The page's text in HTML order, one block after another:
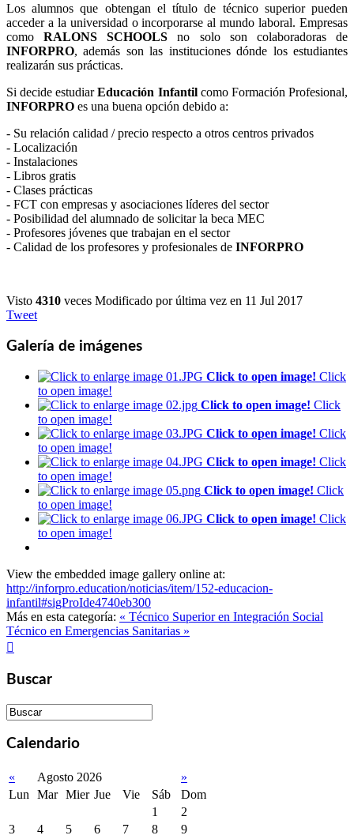
Los alumnos que obtengan el título de técnico superior pueden
acceder a la universidad o incorporarse al mundo laboral. Empresas
comoRALONS SCHOOLS no solo son colaboradoras de
INFORPRO, además son las instituciones dónde los estudiantes
realizarán sus prácticas.
Si decide estudiarEducación Infantilcomo Formación Profesional,
INFORPRO es una buena opción debido a:
- Su relación calidad / precio respecto a otros centros privados
- Localización
- Instalaciones
- Libros gratis
- Clases prácticas
- FCT con empresas y asociaciones líderes del sector
- Posibilidad del alumnado de solicitar la beca MEC
- Profesores jóvenes que trabajan en el sector
- Calidad de los profesores y profesionales de INFORPRO
Visto 4310 veces Modificado por última vez en 11 Jul 2017
Tweet
Galería de imágenes
Click to open image! Click
to open image!
Click to open image! Click
to open image!
Click to open image! Click
to open image!
Click to open image! Click
to open image!
Click to open image! Click
to open image!
Click to open image! Click
to open image!
View the embedded image gallery online at:
http://inforpro.education/noticias/item/152-educacion-
infantil#sigProIde4740eb300
Más en esta categoría: « Técnico Superior en Integración Social
Técnico en Emergencias Sanitarias »

Buscar
Calendario
« Agosto 2026
»
Lun
Mar Mier Jue Vie Sáb
Dom
1
2
3
4 5 6 7 8
9